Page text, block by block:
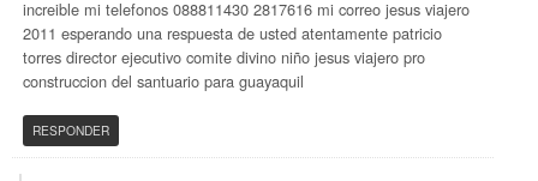
increible mi telefonos 088811430 2817616 mi correo jesus viajero
2011 esperando una respuesta de usted atentamente patricio
torres director ejecutivo comite divino niño jesus viajero pro
construccion del santuario para guayaquil
RESPONDER